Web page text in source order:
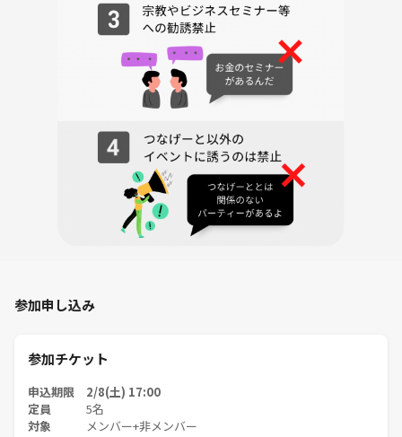
◆変わり映えしない毎日に変化を加えてみたい
◇仕事終わりにリフレッシュ♪
どんな理由でもOK！
自己分析や性格診断に少しでも興味がある方、大歓迎です♪
コーヒーや紅茶を飲みながらコミュニケーションをとり、自己分析に触
れる機会を増やしましょう☆
◆一人では継続出来ないことが続けられる！
◇自分とは異業種の人に会える♪
◇抽象思考を身につけられる
自分では理解していると思っている性格でも、人に話すことで生まれ育
った環境や価値観の違いに気付き、自分の頭や心が整理され、より深く
理解することができます。
参加申し込み
参加チケット
申込期限 2/8(土) 17:00
定員 5名
対象 メンバー+非メンバー